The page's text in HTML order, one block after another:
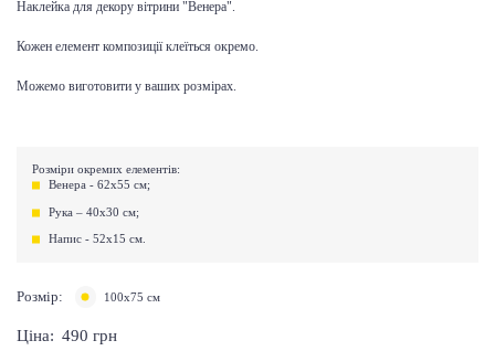
Наклейка для декору вітрини "Венера".
Кожен елемент композиції клеїться окремо.
Можемо виготовити у ваших розмірах.
Розміри окремих елементів:
Венера - 62х55 см;
Рука – 40х30 см;
Напис - 52х15 см.
Розмір: 100х75 см
Ціна: 490 грн